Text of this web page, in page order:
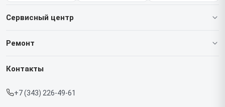
Сервисный центр
О нашем сервисе
Срочный ремонт
Ремонт
Ноутбуков
Контакты
+7 (343) 226-49-61